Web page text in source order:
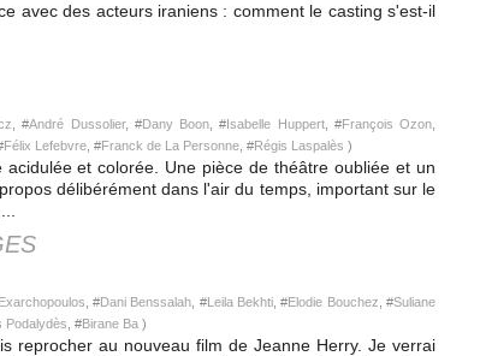
avec des acteurs iraniens : comment le casting s'est-il
, #André Dussolier, #Dany Boon , #Isabelle Huppert, #François Ozon
Félix Lefebvre , #Franck de La Personne , #Régis Laspalès )
et colorée. Une pièce de théâtre oubliée et un
délibérément dans l'air du temps, important sur le
, #Dani Benssalah , #Leila Bekhti , #Elodie Bouchez , #Suliane
Podalydès , #Birane Ba )
reprocher au nouveau film de Jeanne Herry. Je verrai